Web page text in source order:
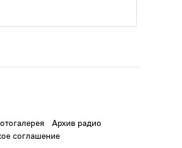
Архив радио
соглашение